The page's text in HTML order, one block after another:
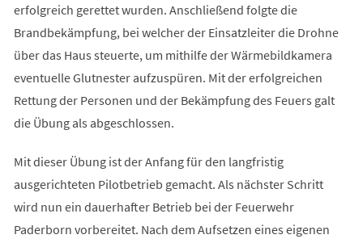
erfolgreich gerettet wurden. Anschließend folgte die
Brandbekämpfung, bei welcher der Einsatzleiter die Drohne
über das Haus steuerte, um mithilfe der Wärmebildkamera
eventuelle Glutnester aufzuspüren. Mit der erfolgreichen
Rettung der Personen und der Bekämpfung des Feuers galt
die Übung als abgeschlossen.
Mit dieser Übung ist der Anfang für den langfristig
ausgerichteten Pilotbetrieb gemacht. Als nächster Schritt
wird nun ein dauerhafter Betrieb bei der Feuerwehr
Paderborn vorbereitet. Nach dem Aufsetzen eines eigenen